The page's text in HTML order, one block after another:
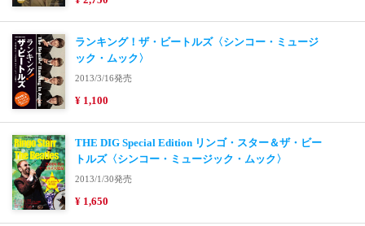
ランキング！ザ・ビートルズ〈シンコー・ミュージ
ック・ムック〉
2013/3/16発売
¥ 1,100
THE DIG Special Edition リンゴ・スター＆ザ・ビー
トルズ〈シンコー・ミュージック・ムック〉
2013/1/30発売
¥ 1,650